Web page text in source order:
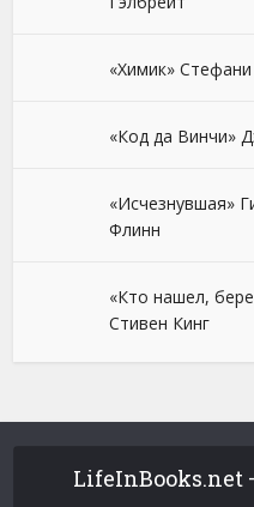
«Химик»
«Код да Винчи»
«Исчезнувшая»
Флинн
«Кто нашел,
Стивен Кинг
LifeInBooks.net